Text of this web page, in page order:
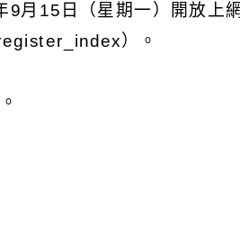
月15日（星期一）開放上
）。